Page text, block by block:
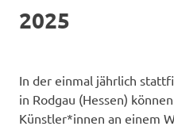
2025
In der einmal jährlich
in Rodgau (Hessen)
Künstler*innen an einem